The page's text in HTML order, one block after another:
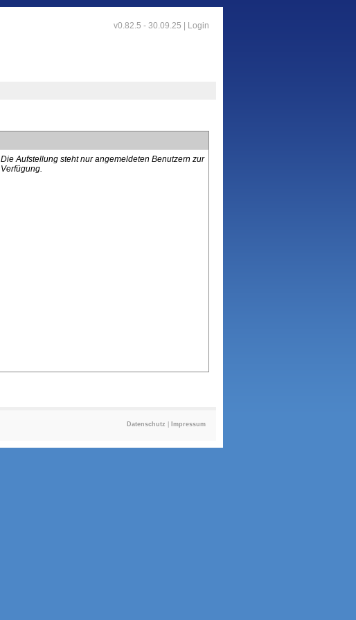
v0.82.5 - 30.09.25 | Login
Die Aufstellung steht nur angemeldeten Benutzern zur
Verfügung.
Datenschutz Impressum